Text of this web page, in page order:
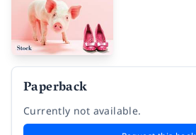
Paperback
Currently not available.